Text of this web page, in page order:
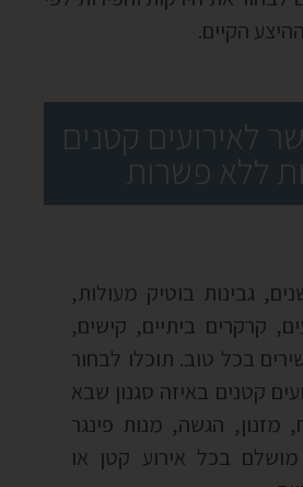
הקיים.
לאירועים קטנים
ללא פשרות
גבינות בוטיק מעולות,
קרקרים ביתיים, קישים,
בכל טוב. תוכלו לבחור
קטנים באיזה סגנון שבא
הגשה, מנות פינגר
בכל אירוע קטן או